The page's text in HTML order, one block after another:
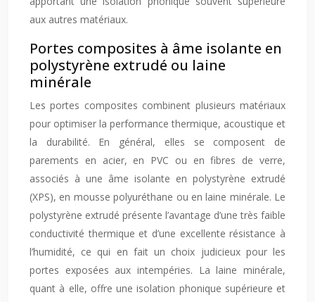
aux autres matériaux.
Portes composites à âme isolante en
polystyrène extrudé ou laine
minérale
Les portes composites combinent plusieurs matériaux
pour optimiser la performance thermique, acoustique et
la durabilité. En général, elles se composent de
parements en acier, en PVC ou en fibres de verre,
associés à une âme isolante en polystyrène extrudé
(XPS), en mousse polyuréthane ou en laine minérale. Le
polystyrène extrudé présente l’avantage d’une très faible
conductivité thermique et d’une excellente résistance à
l’humidité, ce qui en fait un choix judicieux pour les
portes exposées aux intempéries. La laine minérale,
quant à elle, offre une isolation phonique supérieure et